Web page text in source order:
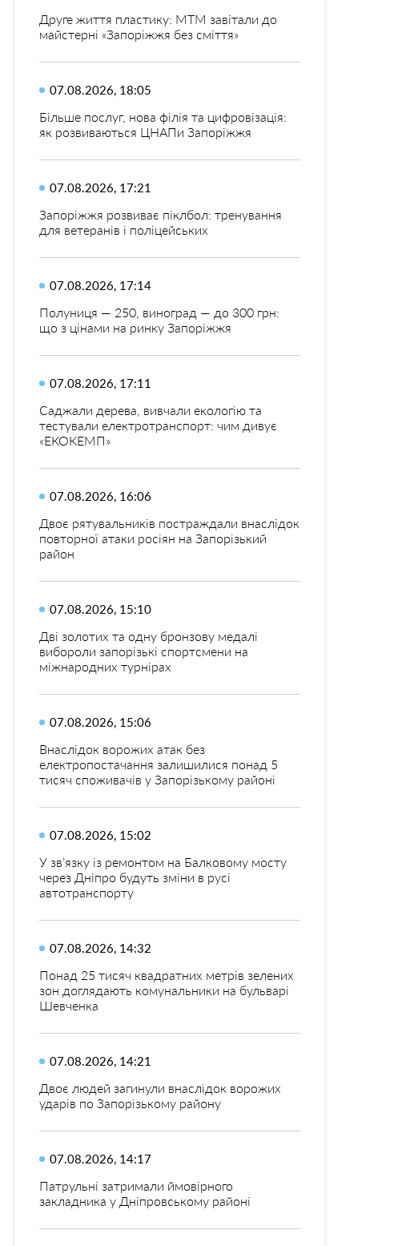
Друге життя пластику: МТМ завітали до
майстерні «Запоріжжя без сміття»
07.08.2026, 18:05
Більше послуг, нова філія та цифровізація:
як розвиваються ЦНАПи Запоріжжя
07.08.2026, 17:21
Запоріжжя розвиває піклбол: тренування
для ветеранів і поліцейських
07.08.2026, 17:14
Полуниця — 250, виноград — до 300 грн:
що з цінами на ринку Запоріжжя
07.08.2026, 17:11
Саджали дерева, вивчали екологію та
тестували електротранспорт: чим дивує
«ЕКОКЕМП»
07.08.2026, 16:06
Двоє рятувальників постраждали внаслідок
повторної атаки росіян на Запорізький
район
07.08.2026, 15:10
Дві золотих та одну бронзову медалі
вибороли запорізькі спортсмени на
міжнародних турнірах
07.08.2026, 15:06
Внаслідок ворожих атак без
електропостачання залишилися понад 5
тисяч споживачів у Запорізькому районі
07.08.2026, 15:02
У зв’язку із ремонтом на Балковому мосту
через Дніпро будуть зміни в русі
автотранспорту
07.08.2026, 14:32
Понад 25 тисяч квадратних метрів зелених
зон доглядають комунальники на бульварі
Шевченка
07.08.2026, 14:21
Двоє людей загинули внаслідок ворожих
ударів по Запорізькому району
07.08.2026, 14:17
Патрульні затримали ймовірного
закладника у Дніпровському районі